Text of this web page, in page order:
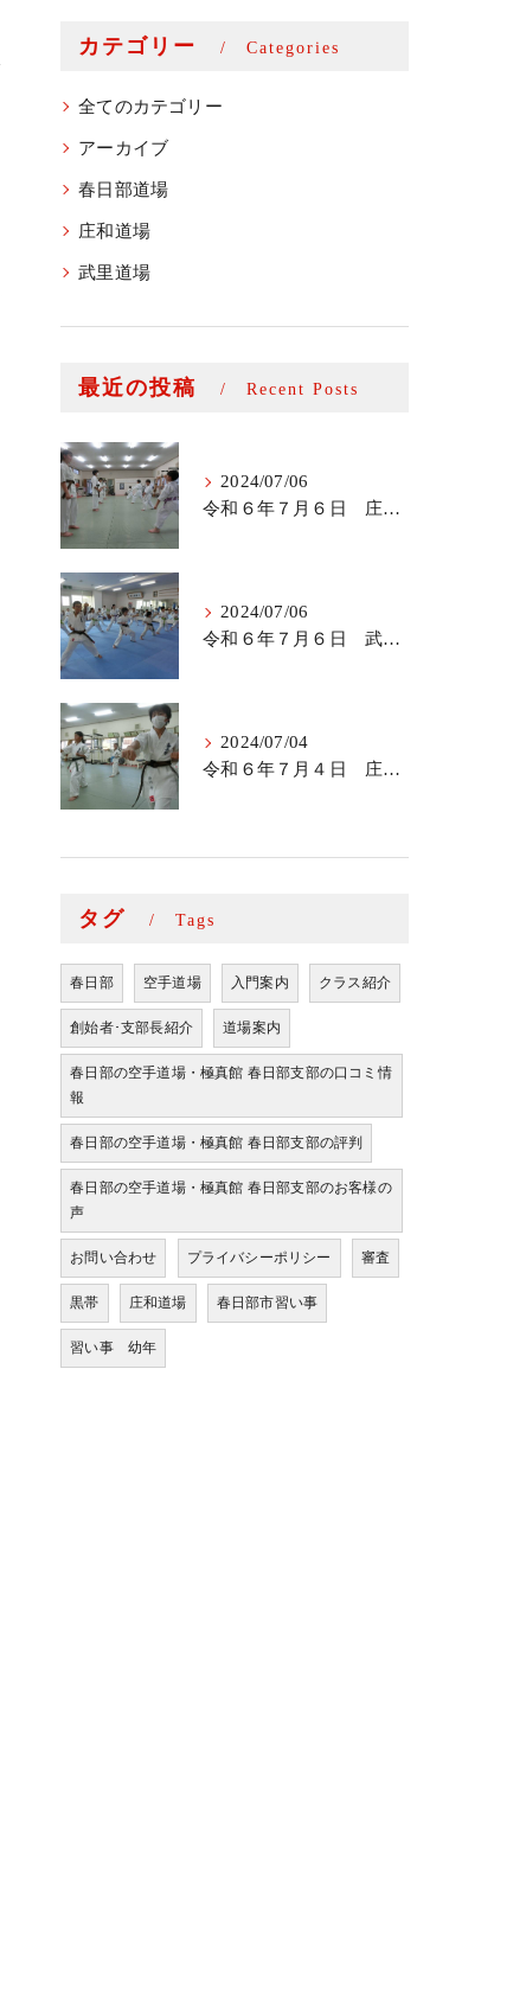
カテゴリー Categories
全てのカテゴリー
アーカイブ
春日部道場
庄和道場
武里道場
最近の投稿 Recent Posts
2024/07/06
令和６年７月６日 庄和道場少年部
2024/07/06
令和６年７月６日 武里道場少年部
2024/07/04
令和６年７月４日 庄和道場の稽古
タグ Tags
春日部 空手道場 入門案内 クラス紹介
創始者･支部長紹介 道場案内
春日部の空手道場・極真館 春日部支部の口コミ情
報
春日部の空手道場・極真館 春日部支部の評判
春日部の空手道場・極真館 春日部支部のお客様の
声
お問い合わせ プライバシーポリシー 審査
黒帯 庄和道場 春日部市習い事
習い事 幼年